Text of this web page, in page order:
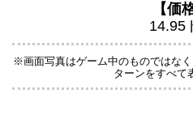
【価
14.95
※画面写真はゲーム中のものではな
ターンをすべて